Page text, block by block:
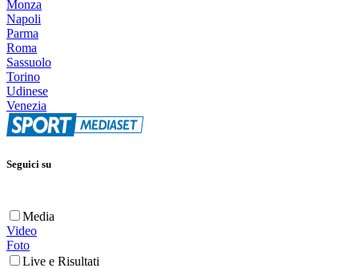
Monza
Napoli
Parma
Roma
Sassuolo
Torino
Udinese
Venezia
Seguici su
Media
Video
Foto
Live e Risultati